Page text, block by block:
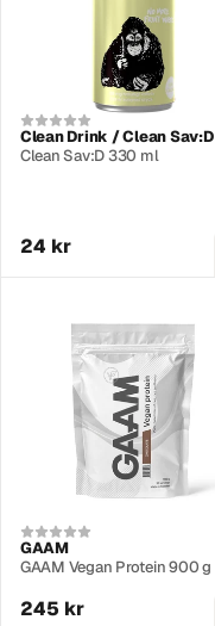
Clean Drink / Clean Sav:D
Clean Sav:D 330 ml
24 kr
GAAM
GAAM Vegan Protein 900 g
245 kr